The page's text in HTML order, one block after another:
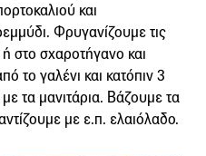
και
Φρυγανίζουμε τις
στο σχαροτήγανο και
το γαλένι και κατόπιν 3
τα μανιτάρια. Βάζουμε τα
με ε.π. ελαιόλαδο.